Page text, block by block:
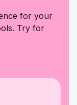
for your
Try for